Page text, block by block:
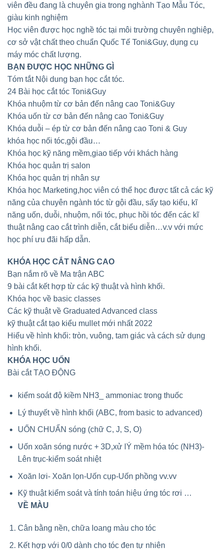
viên đều đang là chuyên gia trong nghành Tạo Mẫu Tóc,
giàu kinh nghiệm
Học viên được học nghề tóc tại môi trường chuyên nghiệp,
cơ sở vật chất theo chuẩn Quốc Tế Toni&Guy, dụng cụ
máy móc chất lượng.
BẠN ĐƯỢC HỌC NHỮNG GÌ
Tóm tắt Nội dung bạn học cắt tóc.
24 Bài học cắt tóc Toni&Guy
Khóa nhuộm từ cơ bản đến nâng cao Toni&Guy
Khóa uốn từ cơ bản đến nâng cao Toni&Guy
Khóa duỗi – ép từ cơ bản đến nâng cao Toni & Guy
khóa học nối tóc,gội đầu…
Khóa học kỹ năng mềm,giao tiếp với khách hàng
Khóa học quản trị salon
Khóa học quản trị nhân sự
Khóa học Marketing,học viên có thể học được tất cả các kỹ
năng của chuyên ngành tóc từ gội đầu, sấy tạo kiểu, kĩ
năng uốn, duỗi, nhuộm, nối tóc, phục hồi tóc đến các kĩ
thuật nâng cao cắt trình diễn, cắt biểu diễn…v.v với mức
học phí ưu đãi hấp dẫn.
KHÓA HỌC CẮT NÂNG CAO
Bạn nắm rõ về Ma trận ABC
9 bài cắt kết hợp từ các kỹ thuật và hình khối.
Khóa học về basic classes
Các kỹ thuật về Graduated Advanced class
kỹ thuật cắt tạo kiểu mullet mới nhất 2022
Hiểu về hình khối: tròn, vuông, tam giác và cách sử dụng
hình khối.
️KHÓA HỌC UỐN
Bài cắt TẠO ĐỘNG
kiểm soát độ kiềm NH3_ ammoniac trong thuốc
Lý thuyết về hình khối (ABC, from basic to advanced)
UỐN CHUẨN sóng (chữ C, J, S, O)
Uốn xoăn sóng nước + 3D,xử lÝ mềm hóa tóc (NH3)-
Lên trục-kiểm soát nhiệt
Xoăn lơi- Xoăn lọn-Uốn cụp-Uốn phồng vv.vv
Kỹ thuật kiểm soát và tính toán hiệu ứng tóc rơi …
VỀ MÀU
Cân bằng nền, chữa loang màu cho tóc
Kết hợp với 0/0 dành cho tóc đen tự nhiên